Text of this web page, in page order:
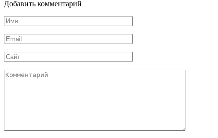
Добавить комментарий
Имя
*
Email
*
Сайт
Комментарий